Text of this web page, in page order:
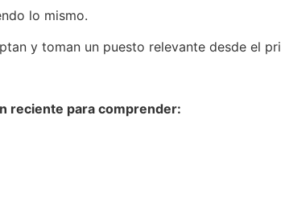
lo mismo.
y toman un puesto relevante desde el
reciente para comprender: